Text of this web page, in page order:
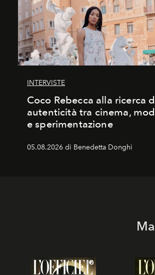
INTERVISTE
Coco Rebecca alla ricerca
autenticità tra cinema,
e sperimentazione
05.08.2026 di Benedetta Donghi